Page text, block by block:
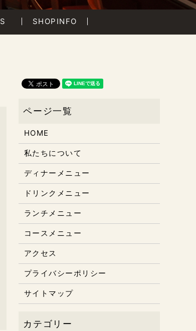
SHOPINFO
HOME
私たちについて
ディナーメニュー
ドリンクメニュー
ランチメニュー
コースメニュー
アクセス
プライバシーポリシー
サイトマップ